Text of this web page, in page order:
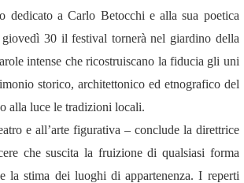
dedicato a Carlo Betocchi e alla sua poetica
30 il festival tornerà nel giardino della
intense che ricostruiscano la fiducia gli uni
storico, architettonico ed etnografico del
alla luce le tradizioni locali.
e all’arte figurativa – conclude la direttrice
che suscita la fruizione di qualsiasi forma
la stima dei luoghi di appartenenza. I reperti